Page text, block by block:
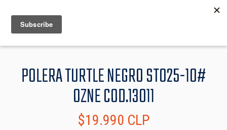
MENU
POLERA TURTLE NEGRO ST025-10#
OZNE COD.13011
$19.990 CLP